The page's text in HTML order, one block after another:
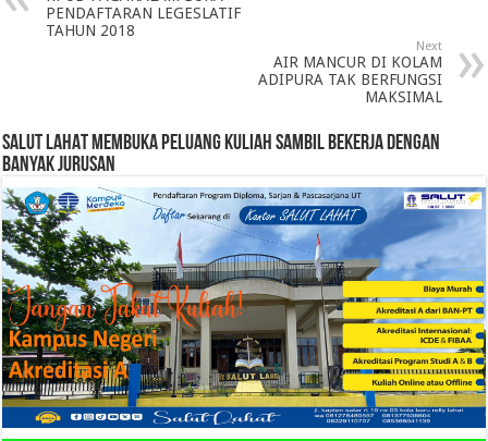
PENDAFTARAN LEGESLATIF
TAHUN 2018
Next
AIR MANCUR DI KOLAM
ADIPURA TAK BERFUNGSI
MAKSIMAL
SALUT LAHAT MEMBUKA PELUANG KULIAH SAMBIL BEKERJA DENGAN
BANYAK JURUSAN